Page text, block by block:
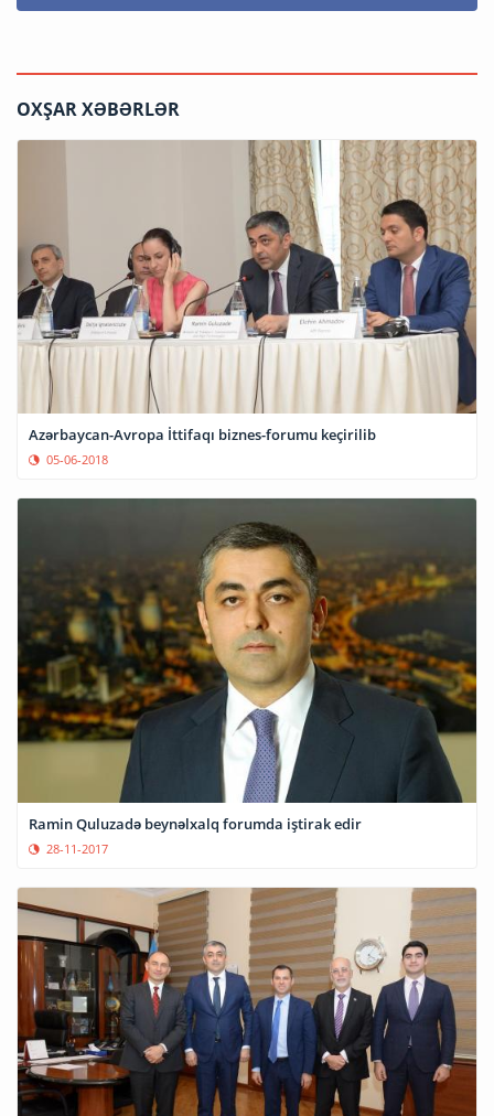
OXŞAR XƏBƏRLƏR
Azərbaycan-Avropa İttifaqı biznes-forumu keçirilib
05-06-2018
Ramin Quluzadə beynəlxalq forumda iştirak edir
28-11-2017